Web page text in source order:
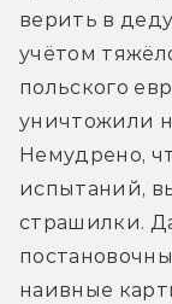
верить в
учётом
польского
уничтожили
Немудрено,
испытаний,
страшилки.
наивные